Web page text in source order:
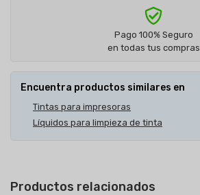
Pago 100% Seguro
en todas tus compras
Encuentra productos similares en
Tintas para impresoras
Líquidos para limpieza de tinta
Productos relacionados